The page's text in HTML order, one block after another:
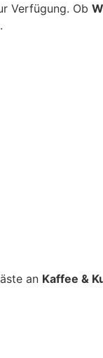
Verfügung. Ob
an Kaffee &